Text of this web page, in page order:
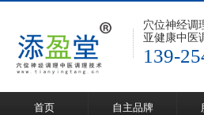
穴位神经调
亚健康中医
139-
首页 自主品牌